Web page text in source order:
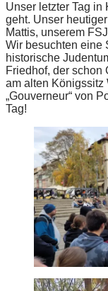
Unser letzter Tag in
geht. Unser
Mattis, unserem
Wir besuchten eine
historische
Friedhof, der schon
am alten Königssitz
„Gouverneur“ von
Tag!